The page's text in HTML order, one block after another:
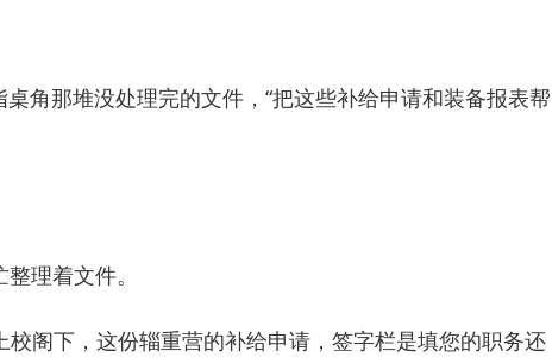
那堆没处理完的文件，“把这些补给申请和装备报表帮
理着文件。
阁下，这份辎重营的补给申请，签字栏是填您的职务还